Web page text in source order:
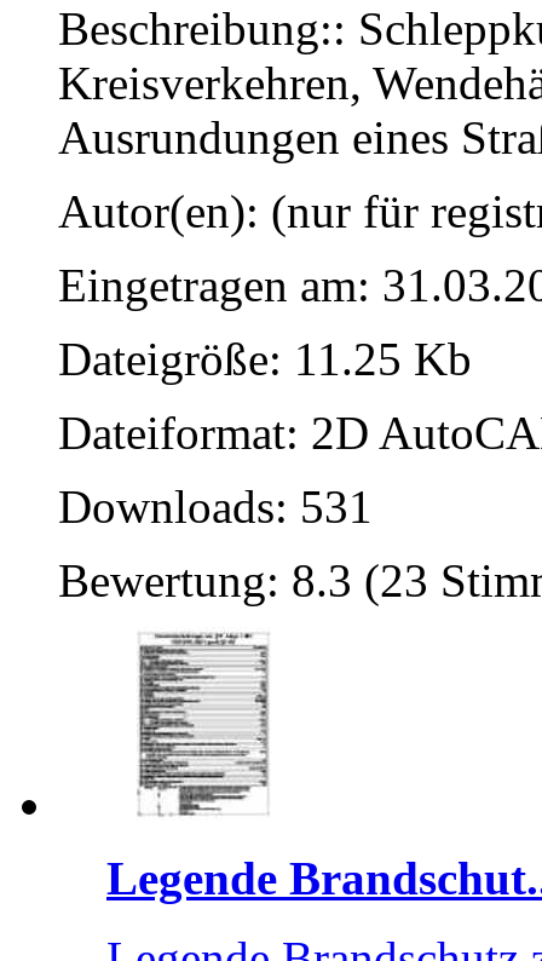
Beschreibung::
Kreisverkehren,
Ausrundungen eines
Autor(en): (nur für
Eingetragen am:
Dateigröße: 11.25 Kb
Dateiformat: 2D
Downloads: 531
Bewertung: 8.3 (23
Legende